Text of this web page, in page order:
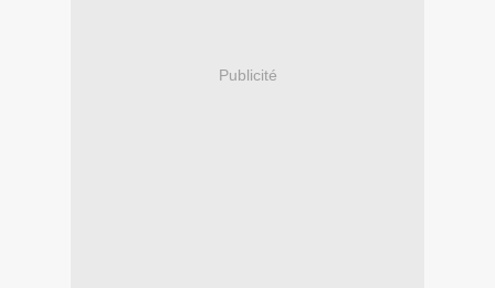
Publicité